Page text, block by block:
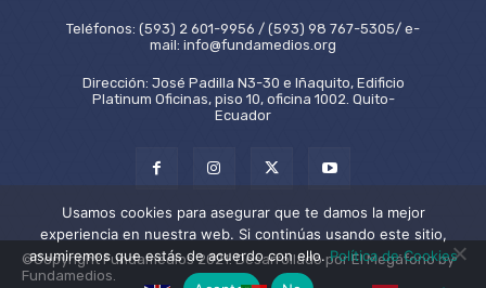
Teléfonos: (593) 2 601-9956 / (593) 98 767-5305/ e-
mail: info@fundamedios.org
Dirección: José Padilla N3-30 e Iñaquito, Edificio
Platinum Oficinas, piso 10, oficina 1002. Quito-
Ecuador
©Copyright Fundamedios 2021. Desarrollado por El Megáfono by
Fundamedios.
Usamos cookies para asegurar que te damos la mejor
experiencia en nuestra web. Si continúas usando este sitio,
asumiremos que estás de acuerdo con ello.Política de Cookies